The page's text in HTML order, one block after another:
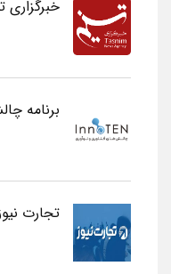
خبرگزاری
برنامه
تجارت